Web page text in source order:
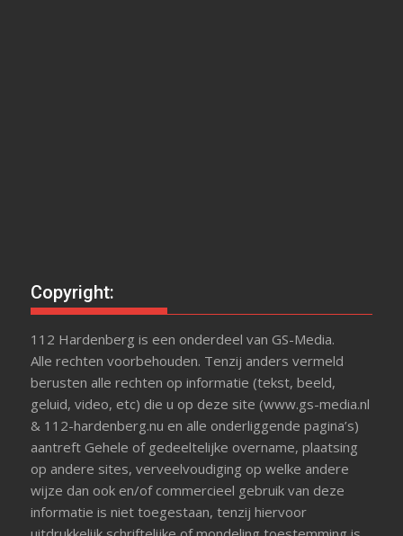
Copyright:
112 Hardenberg is een onderdeel van GS-Media.
Alle rechten voorbehouden. Tenzij anders vermeld
berusten alle rechten op informatie (tekst, beeld,
geluid, video, etc) die u op deze site (www.gs-media.nl
& 112-hardenberg.nu en alle onderliggende pagina’s)
aantreft Gehele of gedeeltelijke overname, plaatsing
op andere sites, verveelvoudiging op welke andere
wijze dan ook en/of commercieel gebruik van deze
informatie is niet toegestaan, tenzij hiervoor